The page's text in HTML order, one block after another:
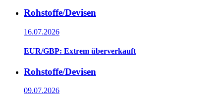
Rohstoffe/Devisen
16.07.2026
EUR/GBP: Extrem überverkauft
Rohstoffe/Devisen
09.07.2026